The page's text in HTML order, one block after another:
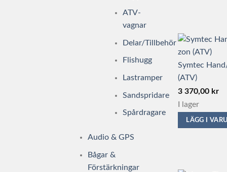
ATV-
vagnar
Delar/Tillbehör
Flishugg
Lastramper
Sandspridare
Spårdragare
Audio & GPS
Bågar &
Förstärkningar
Symtec
(ATV)
3 370,00 kr
I lager
LÄGG I